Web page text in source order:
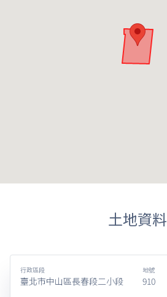
土地資料
行政區段
臺北市中山區長春段二小段
地號
910